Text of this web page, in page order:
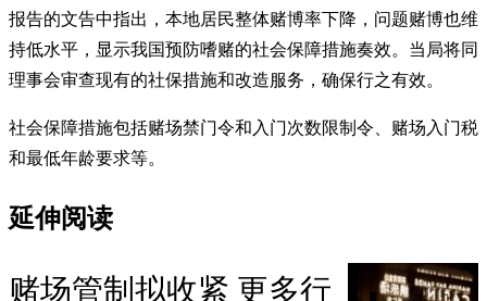
报告的文告中指出，本地居民整体赌博率下降，问题赌博也维
持低水平，显示我国预防嗜赌的社会保障措施奏效。当局将同
理事会审查现有的社保措施和改造服务，确保行之有效。
社会保障措施包括赌场禁门令和入门次数限制令、赌场入门税
和最低年龄要求等。
延伸阅读
赌场管制拟收紧 更多行